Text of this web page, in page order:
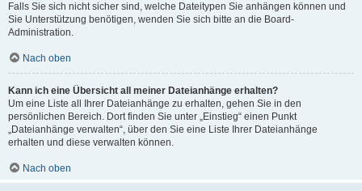
Falls Sie sich nicht sicher sind, welche Dateitypen Sie anhängen können und
Sie Unterstützung benötigen, wenden Sie sich bitte an die Board-
Administration.
Nach oben
Kann ich eine Übersicht all meiner Dateianhänge erhalten?
Um eine Liste all Ihrer Dateianhänge zu erhalten, gehen Sie in den
persönlichen Bereich. Dort finden Sie unter „Einstieg“ einen Punkt
„Dateianhänge verwalten“, über den Sie eine Liste Ihrer Dateianhänge
erhalten und diese verwalten können.
Nach oben